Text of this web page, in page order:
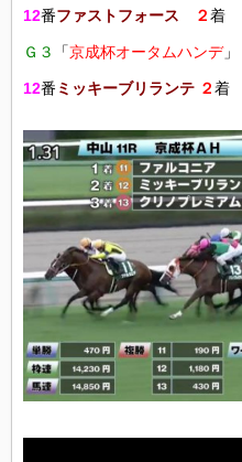
12番ファストフォース ２着
Ｇ３ 「京成杯オータムハンデ」
12番 ミッキーブリランテ ２着